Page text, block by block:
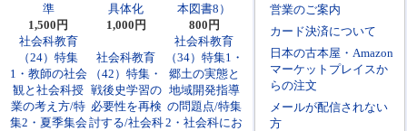
営業のご案内
カード決済について
日本の古本屋・Amazon
マーケットプレイスか
らの注文
メールが配信されない
方
準
1,500円
具体化
1,000円
本図書8）
800円
社会科教育
（24）特集
1・教師の社会
観と社会科授
業の考え方/特
集2・夏季集会
社会科教育
（42）特集・
戦後史学習の
必要性を再検
討する/社会科
社会科教育
（34）特集1・
郷土の実態と
地域開発指導
の問題点/特集
2・社会科にお